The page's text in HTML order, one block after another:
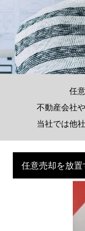
任
不動産会社
当社では他
任意売却を放置